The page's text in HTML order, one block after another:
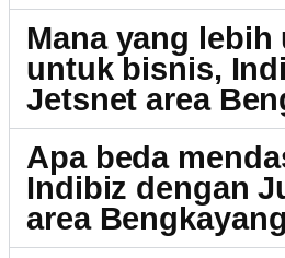
Mana yang lebih
untuk bisnis,
Jetsnet area
Apa beda
Indibiz dengan
area